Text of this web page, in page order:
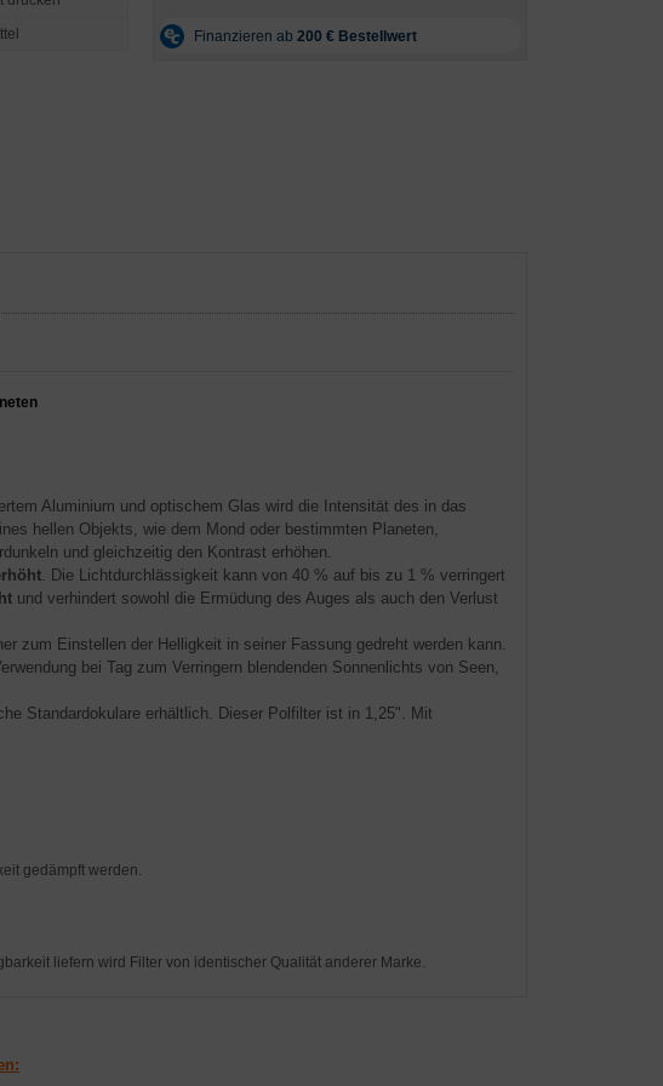
Aluminium und optischem Glas wird die Intensität des in das
hellen Objekts, wie dem Mond oder bestimmten Planeten,
und gleichzeitig den Kontrast erhöhen.
. Die Lichtdurchlässigkeit kann von 40 % auf bis zu 1 % verringert
und verhindert sowohl die Ermüdung des Auges als auch den Verlust
zum Einstellen der Helligkeit in seiner Fassung gedreht werden kann.
bei Tag zum Verringern blendenden Sonnenlichts von Seen,
Standardokulare erhältlich. Dieser Polfilter ist in 1,25". Mit
gedämpft werden.
liefern wird Filter von identischer Qualität anderer Marke.